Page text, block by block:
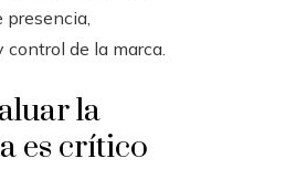
presencia,
de la marca.
la
es crítico